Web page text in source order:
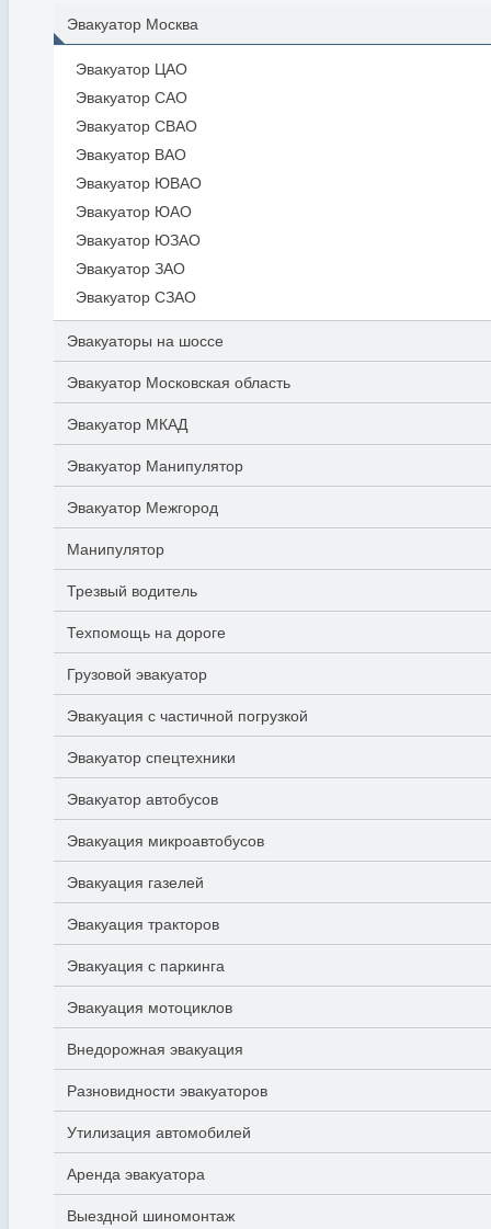
Эвакуатор Москва
Эвакуатор ЦАО
Эвакуатор САО
Эвакуатор СВАО
Эвакуатор ВАО
Эвакуатор ЮВАО
Эвакуатор ЮАО
Эвакуатор ЮЗАО
Эвакуатор ЗАО
Эвакуатор СЗАО
Эвакуаторы на шоссе
Эвакуатор Московская область
Эвакуатор МКАД
Эвакуатор Манипулятор
Эвакуатор Межгород
Манипулятор
Трезвый водитель
Техпомощь на дороге
Грузовой эвакуатор
Эвакуация с частичной погрузкой
Эвакуатор спецтехники
Эвакуатор автобусов
Эвакуация микроавтобусов
Эвакуация газелей
Эвакуация тракторов
Эвакуация с паркинга
Эвакуация мотоциклов
Внедорожная эвакуация
Разновидности эвакуаторов
Утилизация автомобилей
Аренда эвакуатора
Выездной шиномонтаж